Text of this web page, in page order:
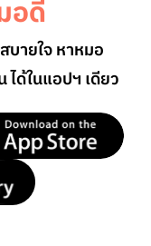
อดี
ายใจ หาหมอ
ด้ในแอปฯ เดียว